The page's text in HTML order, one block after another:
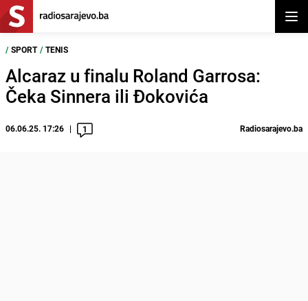
/ SPORT / TENIS
Alcaraz u finalu Roland Garrosa:
Čeka Sinnera ili Đokovića
06.06.25. 17:26 1 Radiosarajevo.ba